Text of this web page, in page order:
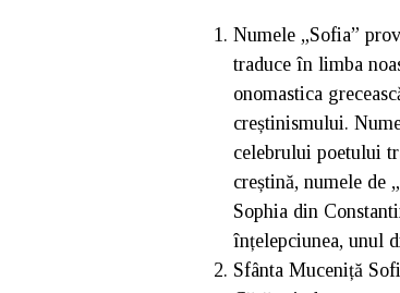
Numele „Sofia”
traduce în limba
onomastica
creștinismului.
celebrului poetului
creștină, numele de
Sophia din
înțelepciunea, unul
Sfânta Muceniță